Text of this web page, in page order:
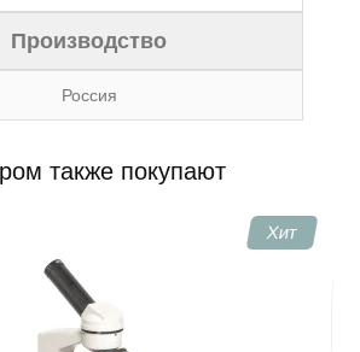
Производство
Россия
также покупают
Хит